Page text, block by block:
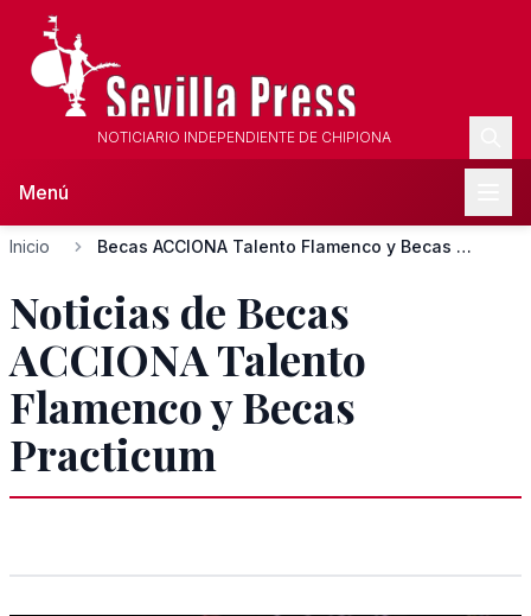
NOTICIARIO INDEPENDIENTE DE CHIPIONA
Menú
Inicio Becas ACCIONA Talento Flamenco y Becas Practicum
Noticias de Becas
ACCIONA Talento
Flamenco y Becas
Practicum